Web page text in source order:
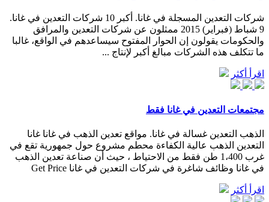
شركات التعدين المسجلة في غانا. أكبر 10 شركات التعدين في غانا.
9 شباط (فبراير) 2015 ممثلون عن شركات التعدين والمرافق
والحكومات يقولون إن الحوار المفتوح سيساعدهم في الواقع، غالبا
ما تتكلف هذه الشركات مبالغ أكبر لإنتاج ...
اقرأ أكثر
مجتمعات التعدين في غانا فقط
الذهب التعدين غسالة في غانا. مواقع تعدين الذهب في غانا غانا
التعدين الذهب عالية الكفاءة محطم مشروع حول جمهورية تقع في
غرب 1،400 طن فقط من الاحتياط ، حيث أن صناعة تعدين الذهب
في غانا وظائف شاغرة في شركات التعدين في غانا Get Price
اقرأ أكثر